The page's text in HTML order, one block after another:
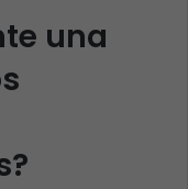
una